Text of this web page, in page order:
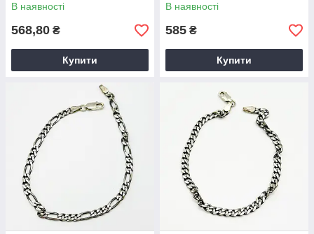
В наявності
568,80 ₴
Купити
В наявності
585 ₴
Купити